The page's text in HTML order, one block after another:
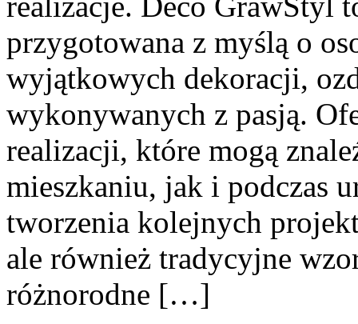
przygotowana z myślą o
wyjątkowych dekoracji,
wykonywanych z pasją.
realizacji, które mogą
mieszkaniu, jak i podczas
tworzenia kolejnych
ale również tradycyjne
różnorodne […]